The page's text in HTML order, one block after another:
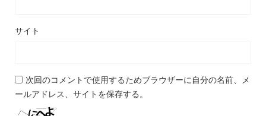
サイト
次回のコメントで使用するためブラウザーに自分の名前、メ
ールアドレス、サイトを保存する。